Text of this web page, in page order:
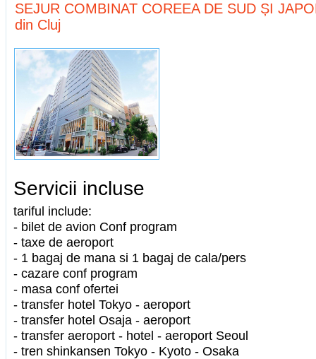
SEJUR COMBINAT COREEA DE SUD ȘI
din Cluj
Servicii incluse
tariful include:
- bilet de avion Conf program
- taxe de aeroport
- 1 bagaj de mana si 1 bagaj de cala/pers
- cazare conf program
- masa conf ofertei
- transfer hotel Tokyo - aeroport
- transfer hotel Osaja - aeroport
- transfer aeroport - hotel - aeroport Seoul
- tren shinkansen Tokyo - Kyoto - Osaka